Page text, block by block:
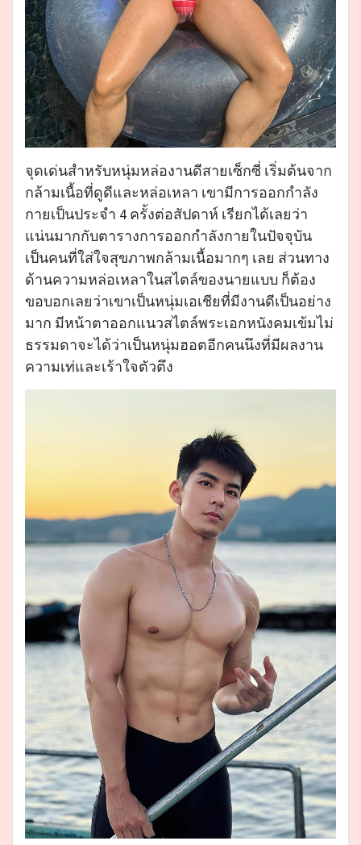
จุดเด่นสำหรับหนุ่มหล่องานดีสายเซ็กซี่ เริ่มต้นจาก
กล้ามเนื้อที่ดูดีและหล่อเหลา เขามีการออกกำลัง
กายเป็นประจำ 4 ครั้งต่อสัปดาห์ เรียกได้เลยว่า
แน่นมากกับตารางการออกกำลังกายในปัจจุบัน
เป็นคนที่ใส่ใจสุขภาพกล้ามเนื้อมากๆ เลย ส่วนทาง
ด้านความหล่อเหลาในสไตล์ของนายแบบ ก็ต้อง
ขอบอกเลยว่าเขาเป็นหนุ่มเอเชียที่มีงานดีเป็นอย่าง
มาก มีหน้าตาออกแนวสไตล์พระเอกหนังคมเข้มไม่
ธรรมดาจะได้ว่าเป็นหนุ่มฮอตอีกคนนึงที่มีผลงาน
ความเท่และเร้าใจตัวตึง